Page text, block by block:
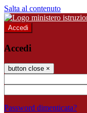
Salta al contenuto
Accedi
Accedi
button close ×
Password dimenticata?